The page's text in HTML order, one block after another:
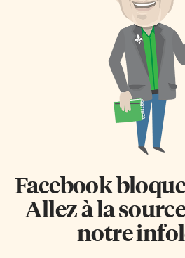
nombreuses surprises au
public. La performance a duré
lesquelles l’étonnement a fait
les
Facebook
Allez à la
notre